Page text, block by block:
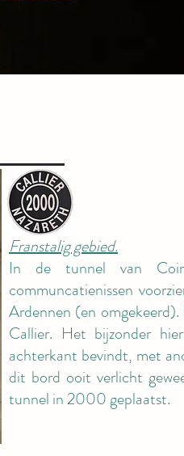
Franstalig gebied.
In de tunnel van
communcatienissen
Ardennen (en
Callier. Het bijzonder
achterkant bevindt, met
dit bord ooit verlicht
tunnel in 2000 geplaatst.